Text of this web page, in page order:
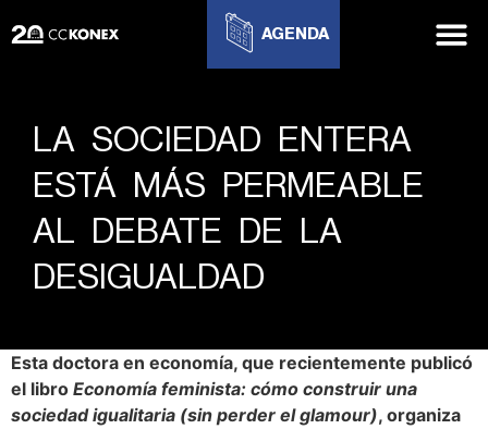
AGENDA
LA SOCIEDAD ENTERA
ESTÁ MÁS PERMEABLE
AL DEBATE DE LA
DESIGUALDAD
Esta doctora en economía, que recientemente publicó
el libro Economía feminista: cómo construir una
sociedad igualitaria (sin perder el glamour), organiza